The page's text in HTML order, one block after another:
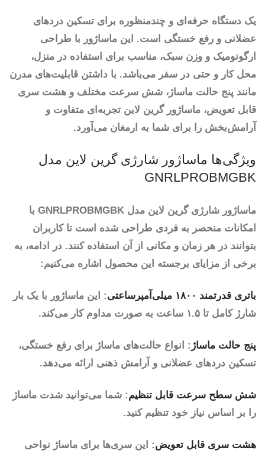
یک دستگاه حرفه‌ای و چندمنظوره برای تسکین دردهای
عضلانی و رفع خستگی است. این ماساژور با طراحی
ارگونومیک و وزن سبک، مناسب برای استفاده در منزل،
محل کار و حتی در سفر می‌باشد. با داشتن قابلیت‌های مدرن
مانند پنج حالت ماساژ، شش سرعت مختلف و هشت سری
قابل تعویض، ماساژور گرین لاین تجربه‌ای متفاوت و
آرامش‌بخش را برای شما به ارمغان می‌آورد.
ویژگی‌ها ماساژور شارژی گرین لاین مدل
GNRLPROBMGBK
ماساژور شارژی گرین لاین مدل GNRLPROBMGBK با
امکانات منحصر به فردی طراحی شده است تا کاربران
بتوانند در هر زمان و مکانی از آن استفاده کنند. در ادامه، به
برخی از مزایای برجسته این محصول اشاره می‌کنیم:
باتری قدرتمند ۱۸۰۰ میلی‌آمپرساعتی
: این ماساژور با یک بار
شارژ کامل تا ۱.۵ ساعت به صورت مداوم کار می‌کند.
پنج حالت ماساژ : انواع حالت‌های ماساژ برای رفع خستگی،
تسکین دردهای عضلانی و آرامش ذهنی ارائه می‌دهد.
شش سطح سرعت قابل تنظیم: شما می‌توانید شدت ماساژ
را بر اساس نیاز خود تنظیم کنید.
هشت سری قابل تعویض: این سری‌ها برای ماساژ نواحی